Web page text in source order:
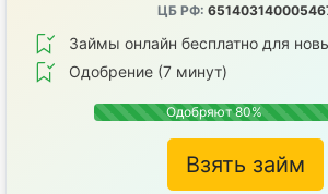
ЦБ РФ:
Займы онлайн бесплатно для
Одобрение (7 минут)
Одобряют 80%
Взять займ